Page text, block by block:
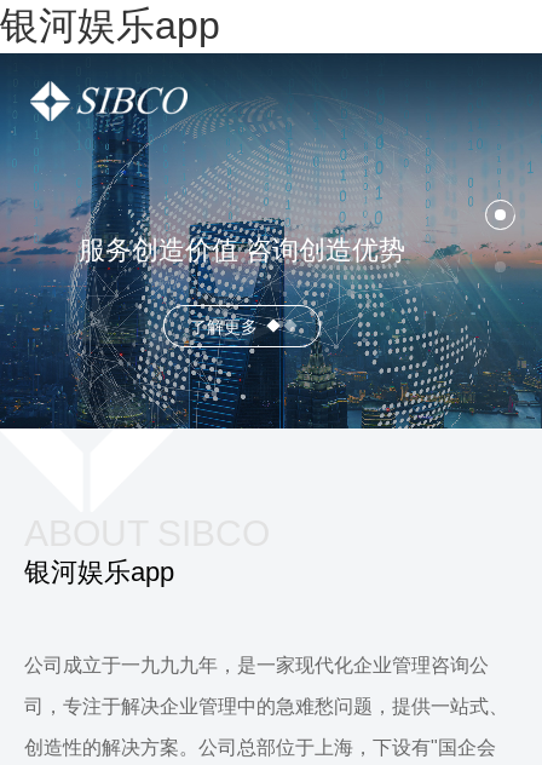
银河娱乐app
服务创造价值 咨询创造优势
了解更多
银河娱乐app
公司成立于一九九九年，是一家现代化企业管理咨询公
司，专注于解决企业管理中的急难愁问题，提供一站式、
创造性的解决方案。公司总部位于上海，下设有"国企会